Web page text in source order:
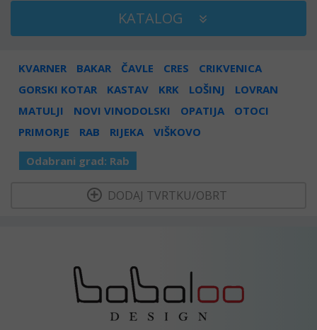
KATALOG
KVARNER BAKAR ČAVLE CRES
CRIKVENICA
GORSKI KOTAR
KASTAV KRK LOŠINJ
LOVRAN
MATULJI
NOVI VINODOLSKI OPATIJA
OTOCI
PRIMORJE
RAB RIJEKA VIŠKOVO
Odabrani grad: Rab
DODAJ TVRTKU/OBRT